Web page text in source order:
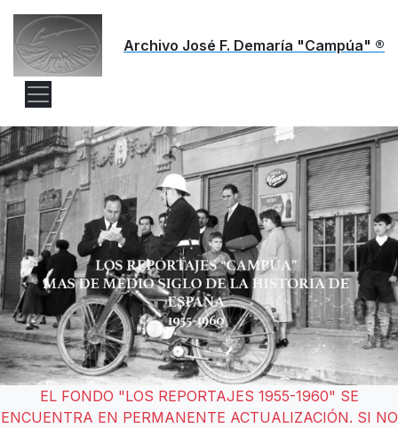
Archivo José F. Demaría "Campúa" ®
EL FONDO "LOS REPORTAJES 1955-1960" SE
ENCUENTRA EN PERMANENTE ACTUALIZACIÓN. SI NO